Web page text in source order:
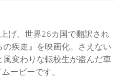
げ、世界26カ国で翻訳され
疾走』を映画化。さえない
変わりな転校生が盗んだ車
ービーです。